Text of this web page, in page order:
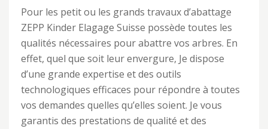
Pour les petit ou les grands travaux d’abattage
ZEPP Kinder Elagage Suisse possède toutes les
qualités nécessaires pour abattre vos arbres. En
effet, quel que soit leur envergure, Je dispose
d’une grande expertise et des outils
technologiques efficaces pour répondre à toutes
vos demandes quelles qu’elles soient. Je vous
garantis des prestations de qualité et des